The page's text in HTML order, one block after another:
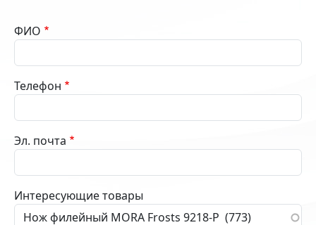
ФИО
Телефон
Эл. почта
Интересующие товары